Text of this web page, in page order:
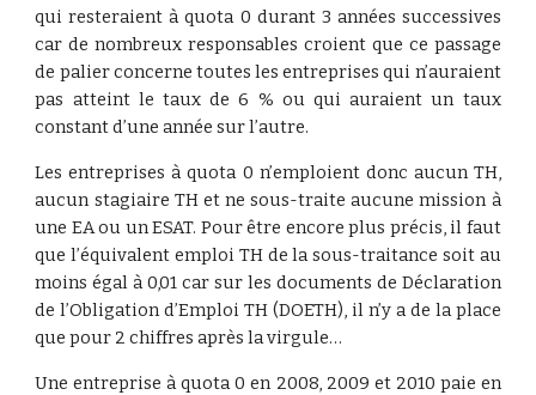
qui resteraient à quota 0 durant 3 années successives
car de nombreux responsables croient que ce passage
de palier concerne toutes les entreprises qui n’auraient
pas atteint le taux de 6 % ou qui auraient un taux
constant d’une année sur l’autre.
Les entreprises à quota 0 n’emploient donc aucun TH,
aucun stagiaire TH et ne sous-traite aucune mission à
une EA ou un ESAT. Pour être encore plus précis, il faut
que l’équivalent emploi TH de la sous-traitance soit au
moins égal à 0,01 car sur les documents de Déclaration
de l’Obligation d’Emploi TH (DOETH), il n’y a de la place
que pour 2 chiffres après la virgule…
Une entreprise à quota 0 en 2008, 2009 et 2010 paie en